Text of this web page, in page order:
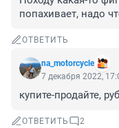
попахивает, надо
ОТВЕТИТЬ
na_motorcycle
7 декабря 2022,
купите-продайте,
ОТВЕТИТЬ 2